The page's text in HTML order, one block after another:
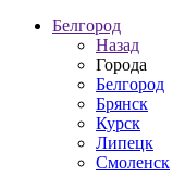
Белгород
Назад
Города
Белгород
Брянск
Курск
Липецк
Смоленск